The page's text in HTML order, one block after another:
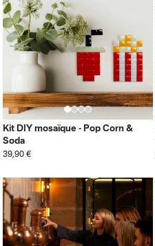
Kit DIY mosaïque - Pop Corn &
Soda
39,90 €